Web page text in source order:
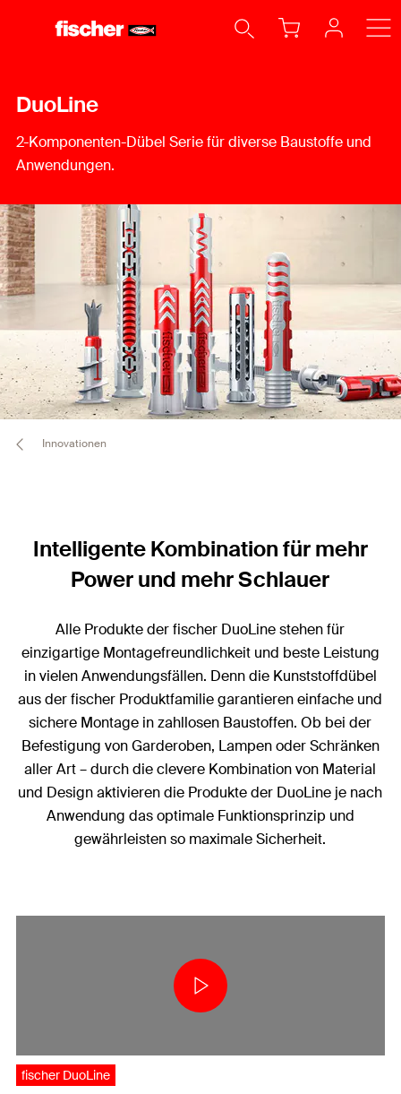
DuoLine
2-Komponenten-Dübel Serie für diverse Baustoffe und
Anwendungen.
Innovationen
Intelligente Kombination für mehr
Power und mehr Schlauer
Alle Produkte der fischer DuoLine stehen für
einzigartige Montagefreundlichkeit und beste Leistung
in vielen Anwendungsfällen. Denn die Kunststoffdübel
aus der fischer Produktfamilie garantieren einfache und
sichere Montage in zahllosen Baustoffen. Ob bei der
Befestigung von Garderoben, Lampen oder Schränken
aller Art – durch die clevere Kombination von Material
und Design aktivieren die Produkte der DuoLine je nach
Anwendung das optimale Funktionsprinzip und
gewährleisten so maximale Sicherheit.
fischer DuoLine